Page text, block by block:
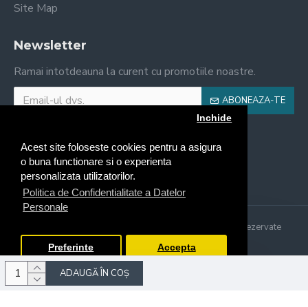
Acest site foloseste cookies pentru a asigura
o buna functionare si o experienta
personalizata utilizatorilor.
Politica de Confidentialitate a Datelor
Personale
Inchide
Preferinte Accepta
ADAUGĂ ÎN COŞ
Site Map
Newsletter
Ramai intotdeauna la curent cu promotiile noastre.
ABONEAZA-TE
Copyright © 2021, Il Forno Craiova, Toate drepturile rezervate
Made with ♥ by Online Marketing Solutions